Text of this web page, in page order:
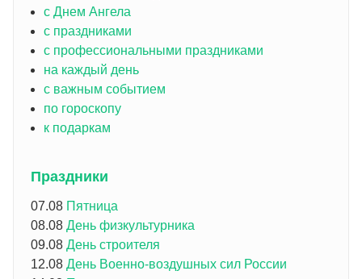
с Днем Ангела
с праздниками
с профессиональными праздниками
на каждый день
с важным событием
по гороскопу
к подаркам
Праздники
07.08 Пятница
08.08 День физкультурника
09.08 День строителя
12.08 День Военно-воздушных сил России